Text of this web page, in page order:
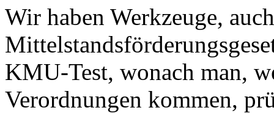
Wir haben Werkzeuge,
KMU-Test, wonach man,
Verordnungen kommen,